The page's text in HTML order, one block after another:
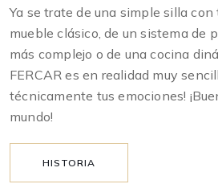
Ya se trate de una simple silla con
mueble clásico, de un sistema de
más complejo o de una cocina
FERCAR es en realidad muy
técnicamente tus emociones!
mundo!
HISTORIA